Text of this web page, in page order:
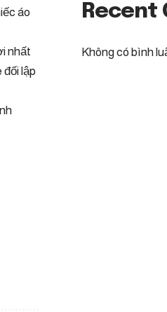
áo
nhất
đối lập
Recent
Không có bình